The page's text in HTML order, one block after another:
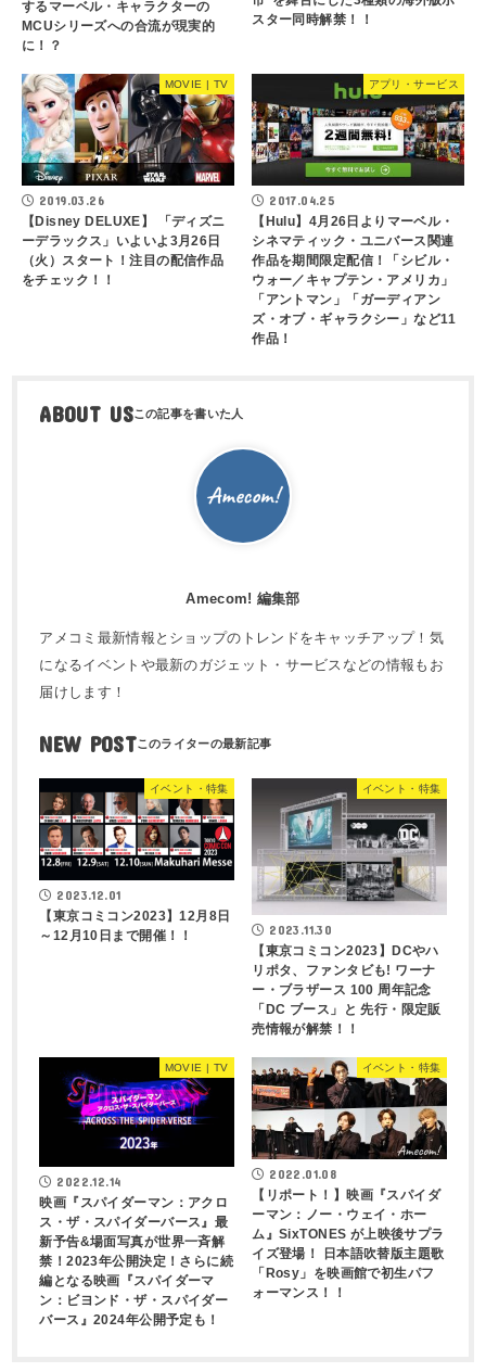
するマーベル・キャラクターの
MCUシリーズへの合流が現実的
に！？
スター同時解禁！！
MOVIE | TV
2019.03.26
【Disney DELUXE】 「ディズニ
ーデラックス」いよいよ3月26日
（火）スタート！注目の配信作品
をチェック！！
アプリ・サービス
2017.04.25
【Hulu】4月26日よりマーベル・
シネマティック・ユニバース関連
作品を期間限定配信！「シビル・
ウォー／キャプテン・アメリカ」
「アントマン」「ガーディアン
ズ・オブ・ギャラクシー」など11
作品！
ABOUT US
Amecom! 編集部
アメコミ最新情報とショップのトレンドをキャッチアップ！気
になるイベントや最新のガジェット・サービスなどの情報もお
届けします！
NEW POST
イベント・特集
2023.12.01
【東京コミコン2023】12月8日
～12月10日まで開催！！
イベント・特集
2023.11.30
【東京コミコン2023】DCやハ
リポタ、ファンタビも! ワーナ
ー・ブラザース 100 周年記念
「DC ブース」と 先行・限定販
売情報が解禁！！
MOVIE | TV
2022.12.14
映画『スパイダーマン：アクロ
ス・ザ・スパイダーバース』最
新予告&場面写真が世界一斉解
禁！2023年公開決定！さらに続
編となる映画『スパイダーマ
ン：ビヨンド・ザ・スパイダー
バース』2024年公開予定も！
イベント・特集
2022.01.08
【リポート！】映画『スパイダ
ーマン：ノー・ウェイ・ホー
ム』SixTONES が上映後サプラ
イズ登場！ 日本語吹替版主題歌
「Rosy」を映画館で初生パフ
ォーマンス！！